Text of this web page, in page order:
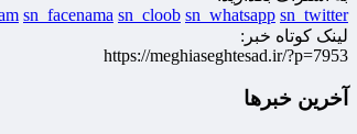
sn_facenama sn_cloob sn_whatsapp sn_twitter
لینک کوتاه خبر:
https://meghiaseghtesad.ir/?p=7953
آخرین خبرها